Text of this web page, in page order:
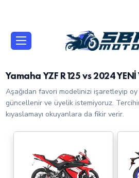
Yamaha YZF R125 vs 2024
Aşağıdan favori modelinizi işaretleyip
güncellenir ve üyelik istemiyoruz.
kıyaslamayı okuyanlara da fikir verir.